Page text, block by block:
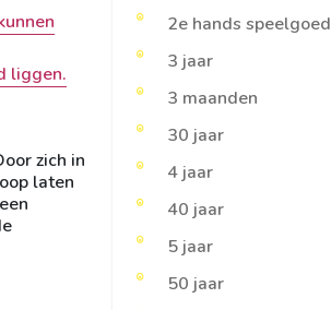
liggen.
zich in
laten
2e hands speelgoed
3 jaar
3 maanden
30 jaar
4 jaar
40 jaar
5 jaar
50 jaar